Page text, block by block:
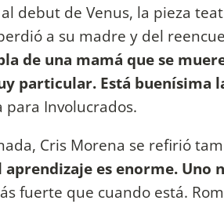
debut de Venus, la pieza
a su madre y del
de una mamá que se
particular. Está buenísima
Involucrados.
Cris Morena se refirió
aprendizaje es enorme. Uno
fuerte que cuando está.